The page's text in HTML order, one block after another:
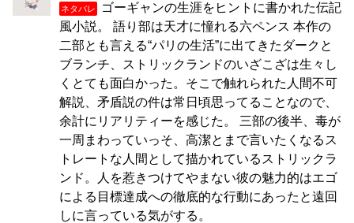
ネタバレ
ゴーギャンの生涯をヒントに書かれた伝記
風小説。 語り部は天才に憧れる六ペンス 本作の
二部とも言える“パリの生活”に出てきたダークと
ブランチ、ストリックランドのいざこざは生々し
くとても面白かった。そこで触れられた人間不可
解説、矛盾説の件は常日頃思ってることなので、
余計にリアリティーを感じた。 三部の後半、毒が
一周まわっていっそ、高潔とまで言いたくなるス
トレートな人間として描かれているストリックラ
ンド。人を惹きつけてやまない彼の魅力的はエゴ
による目標達成への徹底的な行動にあったと遠回
しに言っている気がする。